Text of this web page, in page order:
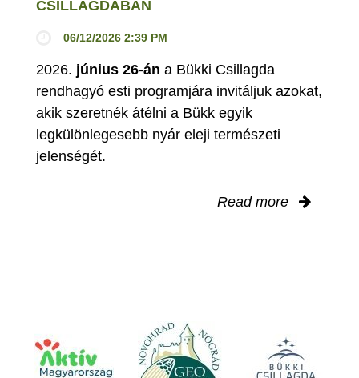
CSILLAGDÁBAN
06/12/2026 2:39 PM
2026. június 26-án a Bükki Csillagda
rendhagyó esti programjára invitáljuk azokat,
akik szeretnék átélni a Bükk egyik
legkülönlegesebb nyár eleji természeti
jelenségét.
Read more